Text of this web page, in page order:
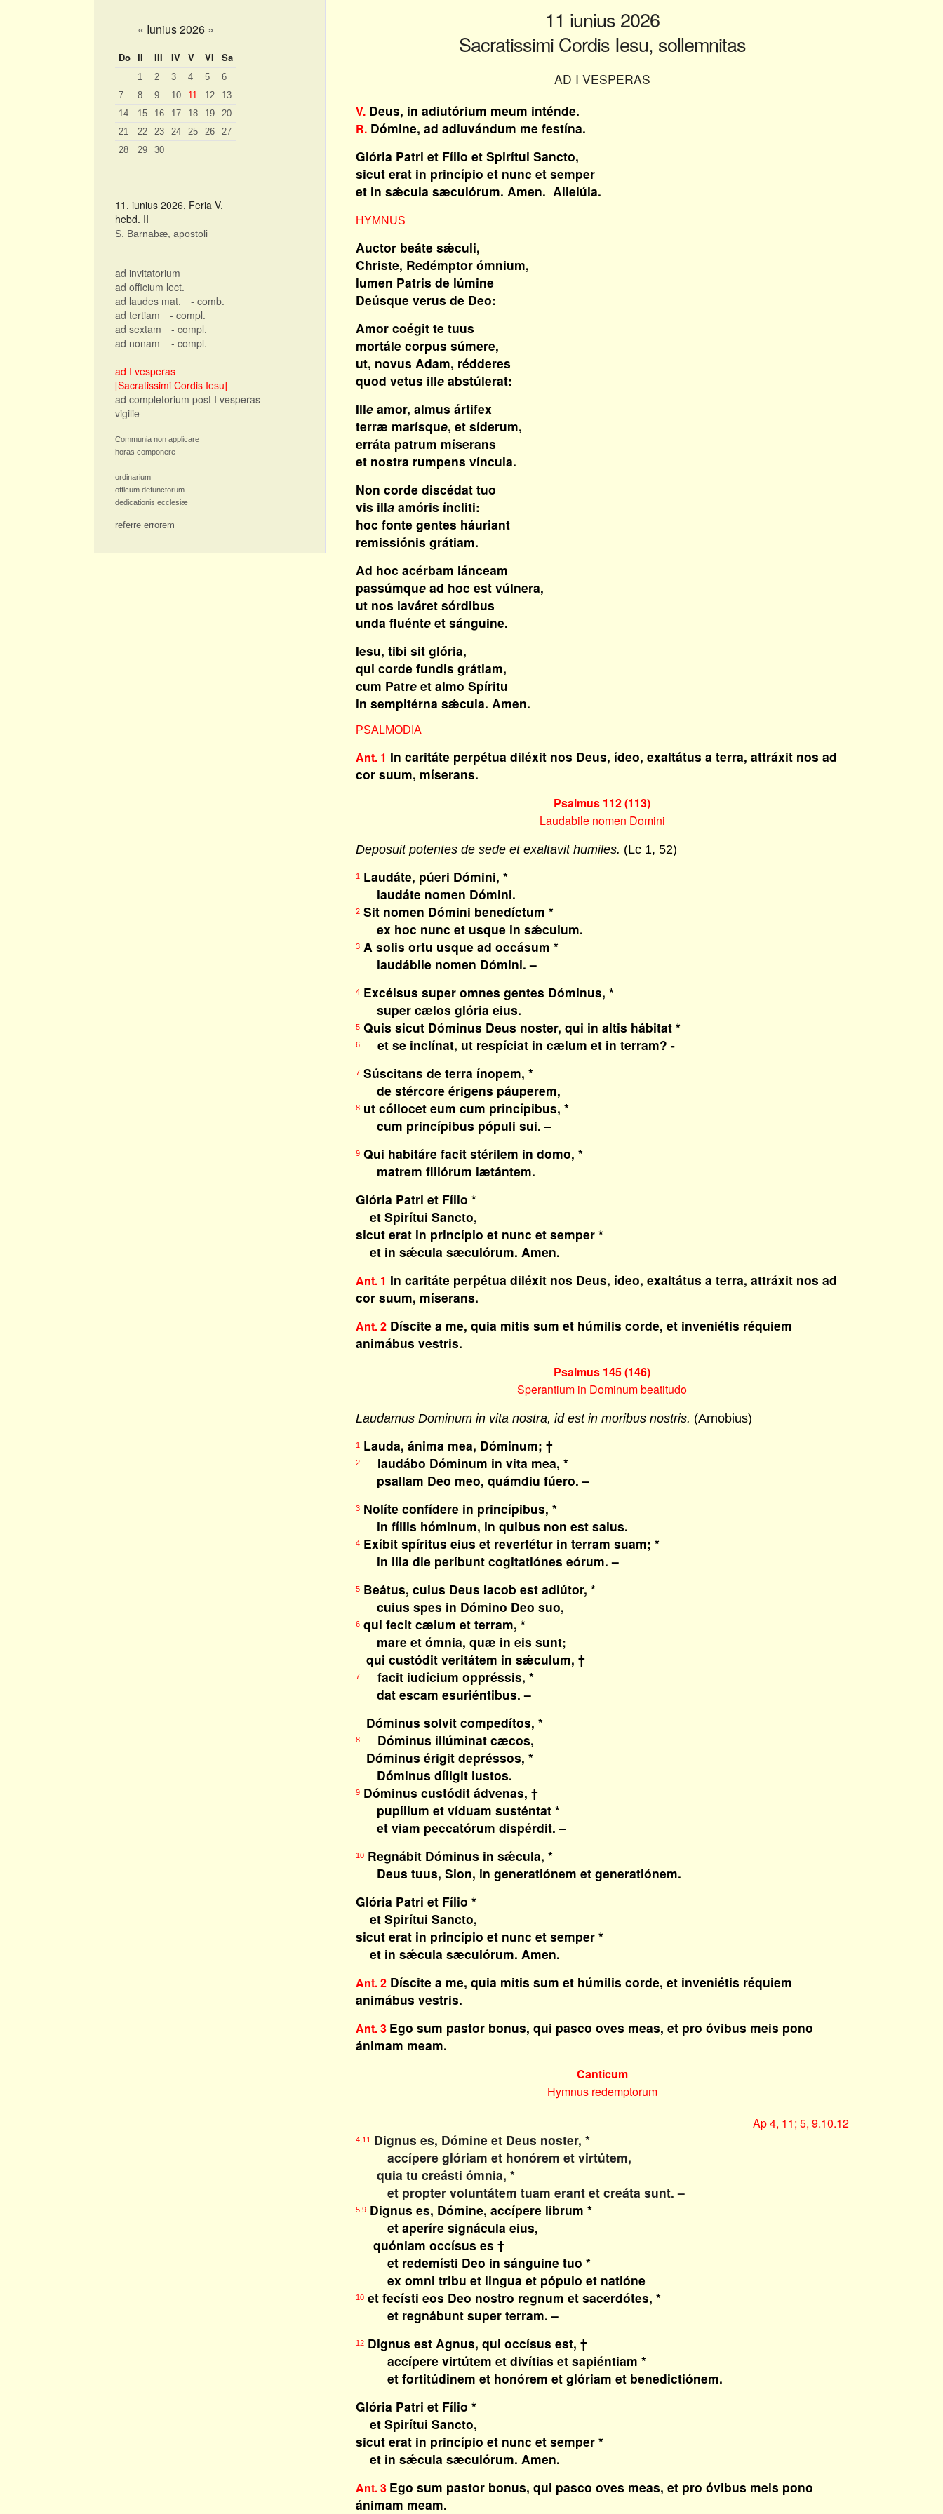
« Iunius 2026 »
Do II III IV V VI Sa
1 2 3 4 5
6
7
8 9 10 11 12
13
14
15 16 17 18 19
20
21
22 23 24 25 26
27
28
29 30
11. iunius 2026, Feria V.
hebd. II
S. Barnabæ, apostoli
ad invitatorium
ad officium lect.
ad laudes mat.
- comb.
ad tertiam
- compl.
ad sextam
- compl.
ad nonam
- compl.
ad I vesperas
[Sacratissimi Cordis Iesu]
ad completorium post I vesperas
vigilie
Communia non applicare
horas componere
ordinarium
officum defunctorum
dedicationis ecclesiæ
referre errorem
11 iunius 2026
Sacratissimi Cordis Iesu, sollemnitas
AD I VESPERAS
V. Deus, in adiutórium meum inténde.
R. Dómine, ad adiuvándum me festína.
Glória Patri et Fílio et Spirítui Sancto,
sicut erat in princípio et nunc et semper
et in sǽcula sæculórum. Amen. Allelúia.
HYMNUS
Auctor beáte sǽculi,
Christe, Redémptor ómnium,
lumen Patris de lúmine
Deúsque verus de Deo:
Amor coégit te tuus
mortále corpus súmere,
ut, novus Adam, rédderes
quod vetus ille abstúlerat:
Ille amor, almus ártifex
terræ marísque, et síderum,
erráta patrum míserans
et nostra rumpens víncula.
Non corde discédat tuo
vis illa amóris íncliti:
hoc fonte gentes háuriant
remissiónis grátiam.
Ad hoc acérbam lánceam
passúmque ad hoc est vúlnera,
ut nos laváret sórdibus
unda fluénte et sánguine.
Iesu, tibi sit glória,
qui corde fundis grátiam,
cum Patre et almo Spíritu
in sempitérna sǽcula. Amen.
PSALMODIA
Ant. 1 In caritáte perpétua diléxit nos Deus, ídeo, exaltátus a terra, attráxit nos ad
cor suum, míserans.
Psalmus 112 (113)
Laudabile nomen Domini
Deposuit potentes de sede et exaltavit humiles. (Lc 1, 52)
1
Laudáte, púeri Dómini, *
laudáte nomen Dómini.
2 Sit nomen Dómini benedíctum *
ex hoc nunc et usque in sǽculum.
3 A solis ortu usque ad occásum *
laudábile nomen Dómini. –
4 Excélsus super omnes gentes Dóminus, *
super cælos glória eius.
5 Quis sicut Dóminus Deus noster, qui in altis hábitat *
6 et se inclínat, ut respíciat in cælum et in terram? -
7 Súscitans de terra ínopem, *
de stércore érigens páuperem,
8 ut cóllocet eum cum princípibus, *
cum princípibus pópuli sui. –
9 Qui habitáre facit stérilem in domo, *
matrem filiórum lætántem.
Glória Patri et Fílio *
et Spirítui Sancto,
sicut erat in princípio et nunc et semper *
et in sǽcula sæculórum. Amen.
Ant. 1 In caritáte perpétua diléxit nos Deus, ídeo, exaltátus a terra, attráxit nos ad
cor suum, míserans.
Ant. 2 Díscite a me, quia mitis sum et húmilis corde, et inveniétis réquiem
animábus vestris.
Psalmus 145 (146)
Sperantium in Dominum beatitudo
Laudamus Dominum in vita nostra, id est in moribus nostris. (Arnobius)
1 Lauda, ánima mea, Dóminum; †
2
laudábo Dóminum in vita mea, *
psallam Deo meo, quámdiu fúero. –
3 Nolíte confídere in princípibus, *
in fíliis hóminum, in quibus non est salus.
4 Exíbit spíritus eius et revertétur in terram suam; *
in illa die períbunt cogitatiónes eórum. –
5 Beátus, cuius Deus Iacob est adiútor, *
cuius spes in Dómino Deo suo,
6 qui fecit cælum et terram, *
mare et ómnia, quæ in eis sunt;
qui custódit veritátem in sǽculum, †
7
facit iudícium oppréssis, *
dat escam esuriéntibus. –
Dóminus solvit compedítos, *
8
Dóminus illúminat cæcos,
Dóminus érigit depréssos, *
Dóminus díligit iustos.
9 Dóminus custódit ádvenas, †
pupíllum et víduam susténtat *
et viam peccatórum dispérdit. –
10 Regnábit Dóminus in sǽcula, *
Deus tuus, Sion, in generatiónem et generatiónem.
Glória Patri et Fílio *
et Spirítui Sancto,
sicut erat in princípio et nunc et semper *
et in sǽcula sæculórum. Amen.
Ant. 2 Díscite a me, quia mitis sum et húmilis corde, et inveniétis réquiem
animábus vestris.
Ant. 3 Ego sum pastor bonus, qui pasco oves meas, et pro óvibus meis pono
ánimam meam.
Canticum
Hymnus redemptorum
Ap 4, 11; 5, 9.10.12
4,11 Dignus es, Dómine et Deus noster, *
accípere glóriam et honórem et virtútem,
quia tu creásti ómnia, *
et propter voluntátem tuam erant et creáta sunt. –
5,9 Dignus es, Dómine, accípere librum *
et aperíre signácula eius,
quóniam occísus es †
et redemísti Deo in sánguine tuo *
ex omni tribu et lingua et pópulo et natióne
10 et fecísti eos Deo nostro regnum et sacerdótes, *
et regnábunt super terram. –
12 Dignus est Agnus, qui occísus est, †
accípere virtútem et divítias et sapiéntiam *
et fortitúdinem et honórem et glóriam et benedictiónem.
Glória Patri et Fílio *
et Spirítui Sancto,
sicut erat in princípio et nunc et semper *
et in sǽcula sæculórum. Amen.
Ant. 3 Ego sum pastor bonus, qui pasco oves meas, et pro óvibus meis pono
ánimam meam.